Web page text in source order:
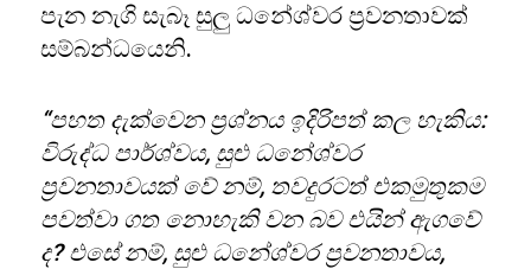
පැන නැගි සැබෑ සුලු ධනේශ්වර ප්‍රවනතාවක්
සම්බන්ධයෙනි.
“පහත දැක්වෙන ප්‍රශ්නය ඉදිරිපත් කල හැකිය:
විරුද්ධ පාර්ශ්වය, සුළු ධනේශ්වර
ප්‍රවනතාවයක් වේ නම්, තවදුරටත් එකමුතුකම
පවත්වා ගත නොහැකි වන බව එයින් ඇගවේ
ද?එසේ නම්, සුළු ධනේශ්වර ප්‍රවනතාවය,